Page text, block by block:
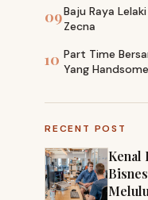
09Baju Raya
Zecna
10 Part Time
Yang
RECENT POST
Kenal
Melulu